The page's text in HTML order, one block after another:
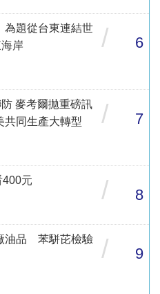
為題從台東連結世
岸
/ 6
麥考爾拋重磅訊
共同生產大轉型
/ 7
400元
/ 8
油品 苯駢芘檢驗
/ 9